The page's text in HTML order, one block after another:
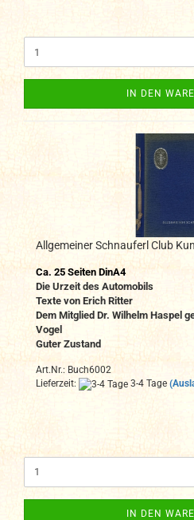
IN DEN
Allgemeiner Schnauferl Club
Ca. 25 Seiten DinA4
Die Urzeit des Automobils
Texte von Erich Ritter
Dem Mitglied Dr. Wilhelm Haspel
Vogel
Guter Zustand
Art.Nr.: Buch6002
Lieferzeit:
3-4 Tage
IN DEN